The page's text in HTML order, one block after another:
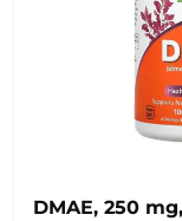
DMAE, 250